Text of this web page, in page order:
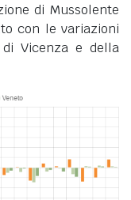
di Mussolente
con le variazioni
Vicenza e della